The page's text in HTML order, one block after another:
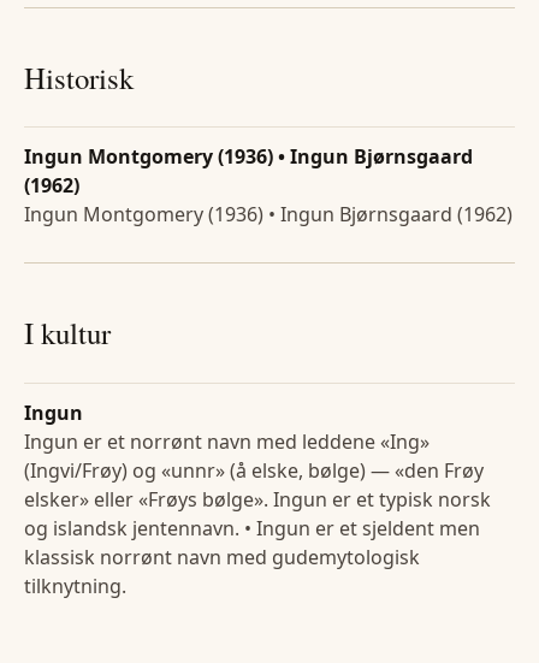
Historisk
Ingun Montgomery (1936) • Ingun Bjørnsgaard
(1962)
Ingun Montgomery (1936) • Ingun Bjørnsgaard (1962)
I kultur
Ingun
Ingun er et norrønt navn med leddene «Ing»
(Ingvi/Frøy) og «unnr» (å elske, bølge) — «den Frøy
elsker» eller «Frøys bølge». Ingun er et typisk norsk
og islandsk jentennavn. • Ingun er et sjeldent men
klassisk norrønt navn med gudemytologisk
tilknytning.